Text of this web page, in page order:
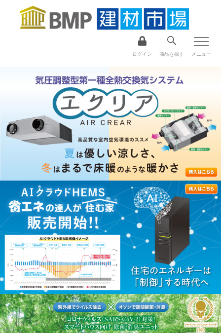
ログイン 商品を探す メニュー